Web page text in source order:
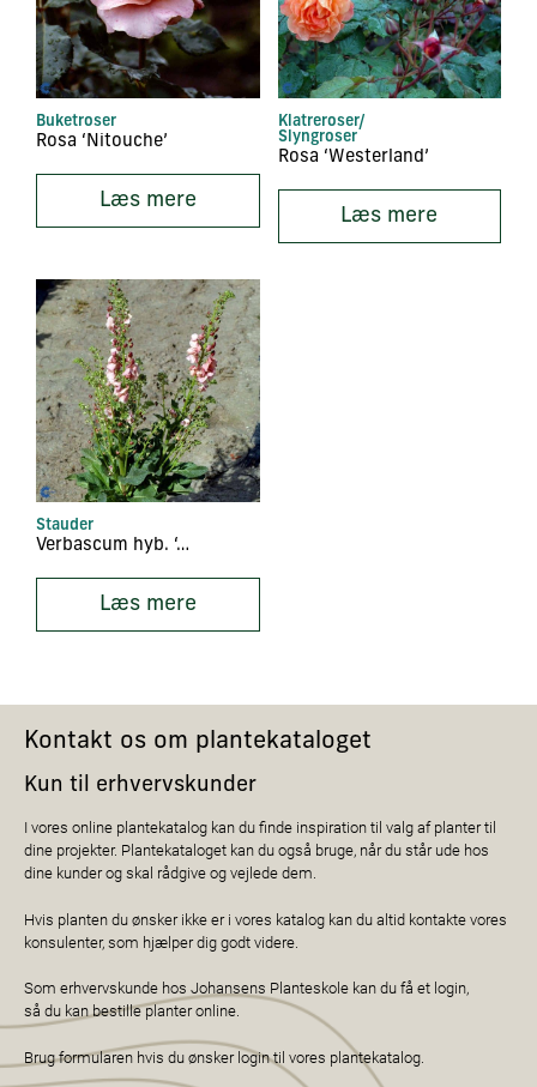
Buketroser
Rosa ‘Nitouche’
Læs mere
Klatreroser/
Slyngroser
Rosa ‘Westerland’
Læs mere
Stauder
Verbascum hyb. ‘Jackie’
Læs mere
Kontakt os om plantekataloget
Kun til erhvervskunder
I vores online plantekatalog kan du finde inspiration til valg af planter til
dine projekter. Plantekataloget kan du også bruge, når du står ude hos
dine kunder og skal rådgive og vejlede dem.
Hvis planten du ønsker ikke er i vores katalog kan du altid kontakte vores
konsulenter, som hjælper dig godt videre.
Som erhvervskunde hos Johansens Planteskole kan du få et login,
så du kan bestille planter online.
Brug formularen hvis du ønsker login til vores plantekatalog.